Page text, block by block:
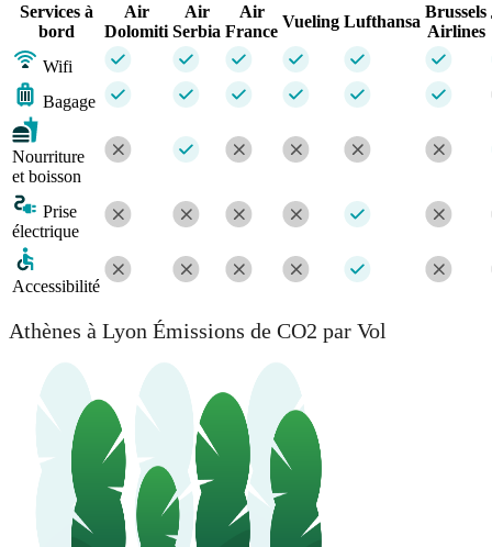
Services à
bord
Air
Dolomiti
Air
Serbia
Air
France
Vueling Lufthansa
Brussels
Airlines
Wifi
Bagage
Nourriture
et boisson
Prise
électrique
Accessibilité
Athènes à Lyon Émissions de CO2 par Vol